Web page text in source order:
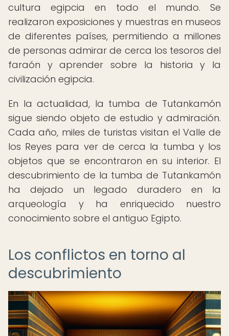
cultura egipcia en todo el mundo. Se
realizaron exposiciones y muestras en museos
de diferentes países, permitiendo a millones
de personas admirar de cerca los tesoros del
faraón y aprender sobre la historia y la
civilización egipcia.
En la actualidad, la tumba de Tutankamón
sigue siendo objeto de estudio y admiración.
Cada año, miles de turistas visitan el Valle de
los Reyes para ver de cerca la tumba y los
objetos que se encontraron en su interior. El
descubrimiento de la tumba de Tutankamón
ha dejado un legado duradero en la
arqueología y ha enriquecido nuestro
conocimiento sobre el antiguo Egipto.
Los conflictos en torno al
descubrimiento